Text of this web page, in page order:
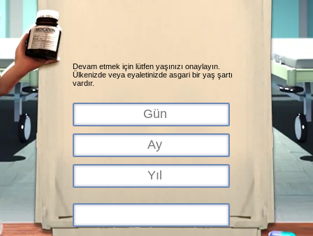
Devam etmek için lütfen yaşınızı onaylayın.
Ülkenizde veya eyaletinizde asgari bir yaş şartı
vardır.